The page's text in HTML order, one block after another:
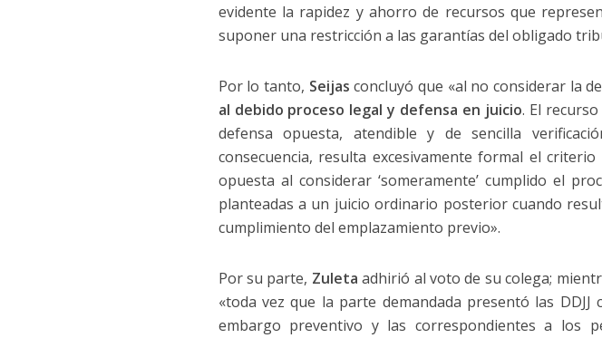
evidente la rapidez y ahorro de recursos que
suponer una restricción a las garantías del obligado
Por lo tanto, Seijas concluyó que «al no considerar la
al debido proceso legal y defensa en juicio. El
defensa opuesta, atendible y de sencilla
consecuencia, resulta excesivamente formal el
opuesta al considerar ‘someramente’ cumplido el
planteadas a un juicio ordinario posterior cuando
cumplimiento del emplazamiento previo».
Por su parte, Zuleta adhirió al voto de su colega;
«toda vez que la parte demandada presentó las
embargo preventivo y las correspondientes a los